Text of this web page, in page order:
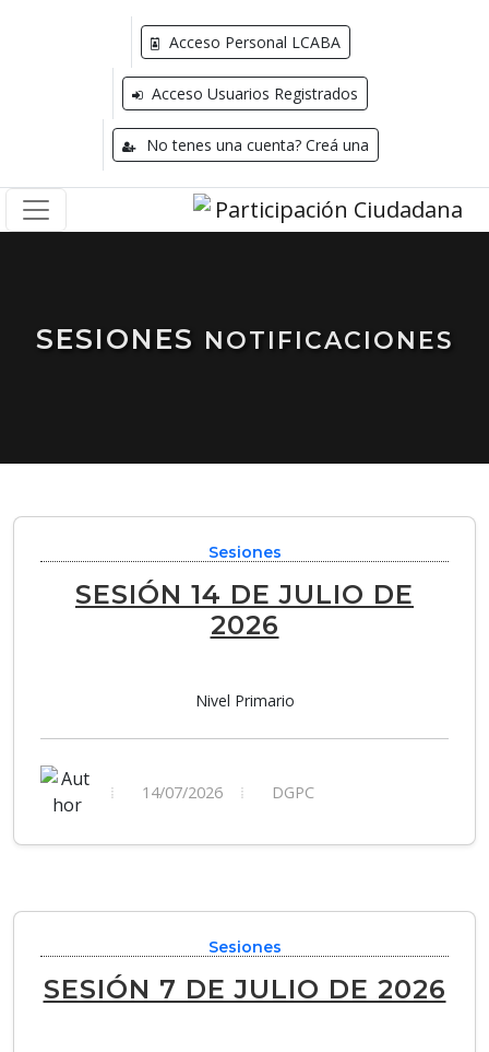
Acceso Personal LCABA
Acceso Usuarios Registrados
No tenes una cuenta? Creá una
SESIONES NOTIFICACIONES
Sesiones
SESIÓN 14 DE JULIO DE
2026
Nivel Primario
14/07/2026 DGPC
Sesiones
SESIÓN 7 DE JULIO DE 2026